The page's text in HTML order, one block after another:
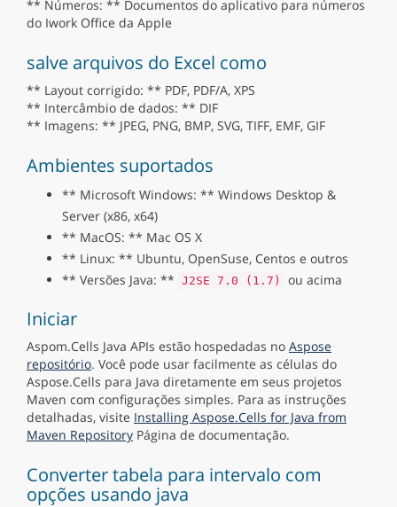
** Números: ** Documentos do aplicativo para números
do Iwork Office da Apple
salve arquivos do Excel como
** Layout corrigido: ** PDF, PDF/A, XPS
** Intercâmbio de dados: ** DIF
** Imagens: ** JPEG, PNG, BMP, SVG, TIFF, EMF, GIF
Ambientes suportados
** Microsoft Windows: ** Windows Desktop &
Server (x86, x64)
** MacOS: ** Mac OS X
** Linux: ** Ubuntu, OpenSuse, Centos e outros
** Versões Java: ** J2SE 7.0 (1.7) ou acima
Iniciar
Aspom.Cells Java APIs estão hospedadas no Aspose
repositório. Você pode usar facilmente as células do
Aspose.Cells para Java diretamente em seus projetos
Maven com configurações simples. Para as instruções
detalhadas, visite Installing Aspose.Cells for Java from
Maven Repository Página de documentação.
Converter tabela para intervalo com
opções usando java